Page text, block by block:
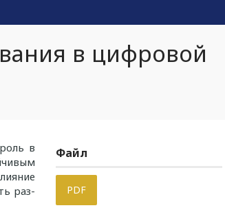
в цифровой
в
раз-
Файл
PDF